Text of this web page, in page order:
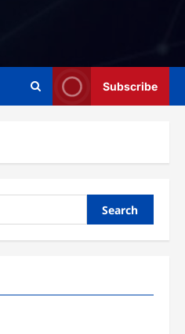
Subscribe